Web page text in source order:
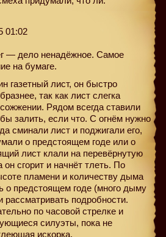
01:02
— дело ненадёжное. Самое
на бумаге.
газетный лист, он быстро
так как лист слегка
Рядом всегда ставили
залить, если что. С огнём нужно
сминали лист и поджигали его,
о предстоящем годе или о
лист клали на перевёрнутую
сгорит и начнёт тлеть. По
пламeни и количеству дыма
о предстоящем годе (много дыму
рассматривать подробности.
по часовой стрелке и
силуэты, пока не
искорка.